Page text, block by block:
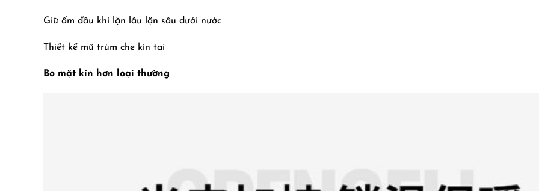
Giữ ấm đầu khi lặn lâu lặn sâu dưới nước
Thiết kế mũ trùm che kín tai
Bo mặt kín hơn loại thường